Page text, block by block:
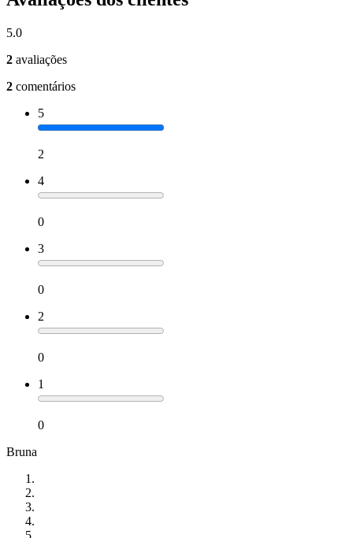
5.0
2 avaliações
2 comentários
5
2
4
0
3
0
2
0
1
0
Bruna